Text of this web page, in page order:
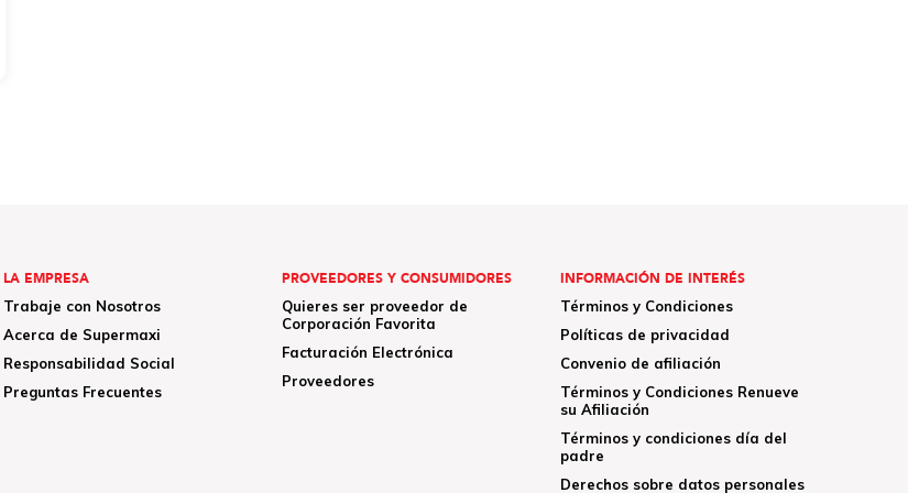
LA EMPRESA
Trabaje con Nosotros
Acerca de Supermaxi
Responsabilidad Social
Preguntas Frecuentes
PROVEEDORES Y CONSUMIDORES
Quieres ser proveedor de
Corporación Favorita
Facturación Electrónica
Proveedores
INFORMACIÓN DE INTERÉS
Términos y Condiciones
Políticas de privacidad
Convenio de afiliación
Términos y Condiciones Renueve
su Afiliación
Términos y condiciones día del
padre
Derechos sobre datos personales